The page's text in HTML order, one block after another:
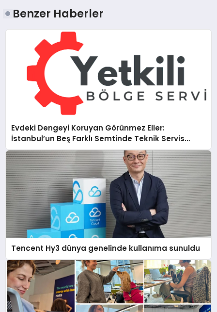
Benzer Haberler
Evdeki Dengeyi Koruyan Görünmez Eller:
İstanbul’un Beş Farklı Semtinde Teknik Servis
Gerçeği
Tencent Hy3 dünya genelinde kullanıma sunuldu